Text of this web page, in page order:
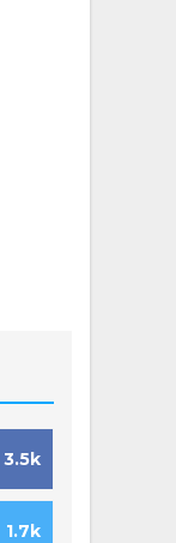
3.5k
1.7k